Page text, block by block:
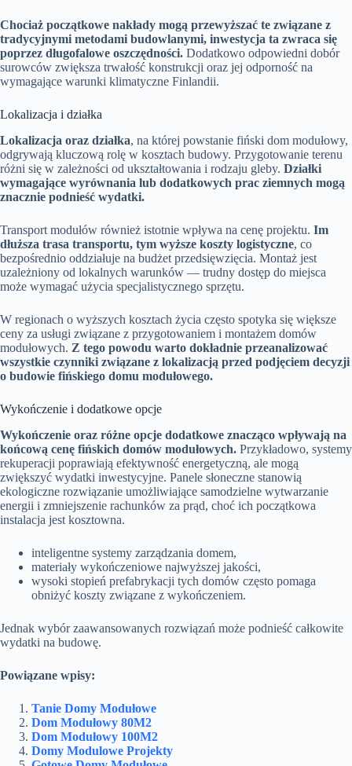
Chociaż początkowe nakłady mogą przewyższać te związane z
tradycyjnymi metodami budowlanymi, inwestycja ta zwraca się
poprzez długofalowe oszczędności. Dodatkowo odpowiedni dobór
surowców zwiększa trwałość konstrukcji oraz jej odporność na
wymagające warunki klimatyczne Finlandii.
Lokalizacja i działka
Lokalizacja oraz działka, na której powstanie fiński dom modułowy,
odgrywają kluczową rolę w kosztach budowy. Przygotowanie terenu
różni się w zależności od ukształtowania i rodzaju gleby. Działki
wymagające wyrównania lub dodatkowych prac ziemnych mogą
znacznie podnieść wydatki.
Transport modułów również istotnie wpływa na cenę projektu. Im
dłuższa trasa transportu, tym wyższe koszty logistyczne, co
bezpośrednio oddziałuje na budżet przedsięwzięcia. Montaż jest
uzależniony od lokalnych warunków — trudny dostęp do miejsca
może wymagać użycia specjalistycznego sprzętu.
W regionach o wyższych kosztach życia często spotyka się większe
ceny za usługi związane z przygotowaniem i montażem domów
modułowych. Z tego powodu warto dokładnie przeanalizować
wszystkie czynniki związane z lokalizacją przed podjęciem decyzji
o budowie fińskiego domu modułowego.
Wykończenie i dodatkowe opcje
Wykończenie oraz różne opcje dodatkowe znacząco wpływają na
końcową cenę fińskich domów modułowych. Przykładowo, systemy
rekuperacji poprawiają efektywność energetyczną, ale mogą
zwiększyć wydatki inwestycyjne. Panele słoneczne stanowią
ekologiczne rozwiązanie umożliwiające samodzielne wytwarzanie
energii i zmniejszenie rachunków za prąd, choć ich początkowa
instalacja jest kosztowna.
inteligentne systemy zarządzania domem,
materiały wykończeniowe najwyższej jakości,
wysoki stopień prefabrykacji tych domów często pomaga
obniżyć koszty związane z wykończeniem.
Jednak wybór zaawansowanych rozwiązań może podnieść całkowite
wydatki na budowę.
Powiązane wpisy:
Tanie Domy Modułowe
Dom Modułowy 80M2
Dom Modułowy 100M2
Domy Modulowe Projekty